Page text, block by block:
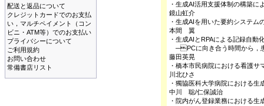
配送と返品について
クレジットカードでのお支払
い，マルチペイメント（コン
ビニ・ATM等）でのお支払い
プライバシーについて
ご利用規約
お問い合わせ
常備書店リスト
・生成AI活用支援体制の構築に
鏡山虹介
・生成AIを用いた要約システム
本間 翼
・生成AIとRPAによる記録自動
─PCに向き合う時間から，
藤田英晃
・橋本市民病院における看護サ
川北ひさ
・獨協医科大学病院における生
中川 聡/仁保誠治
・院内がん登録業務における生